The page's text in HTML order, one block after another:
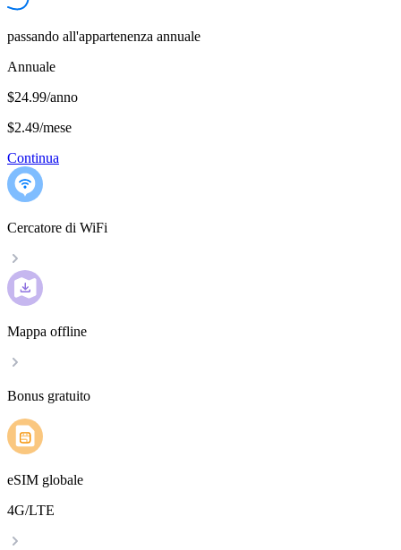
passando all'appartenenza annuale
Annuale
$24.99/anno
$2.49/mese
Continua
Cercatore di WiFi
Mappa offline
Bonus gratuito
eSIM globale
4G/LTE